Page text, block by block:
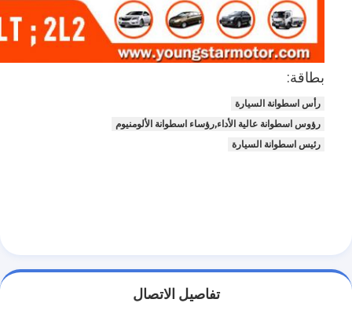
جولة في المصنع
مراقبة الجودة
اتصل بنا
الدردشة الآن
بطاقة:
رأس اسطوانة السيارة
رؤوس اسطوانة عالية الأداء,رؤساء اسطوانة الألومنيوم
رئيس اسطوانة السيارة
تفاصيل الاتصال